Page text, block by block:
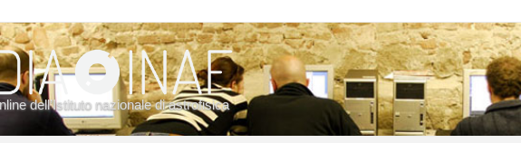
dell’Istituto nazionale di astrofisica